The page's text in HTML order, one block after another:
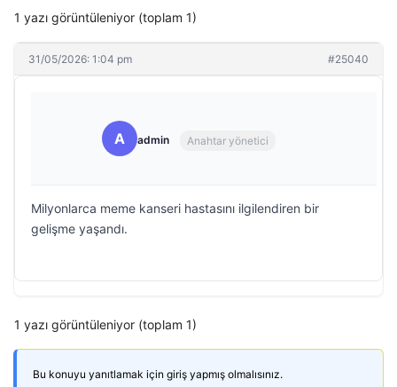
1 yazı görüntüleniyor (toplam 1)
31/05/2026: 1:04 pm #25040
A admin Anahtar yönetici
Milyonlarca meme kanseri hastasını ilgilendiren bir
gelişme yaşandı.
1 yazı görüntüleniyor (toplam 1)
Bu konuyu yanıtlamak için giriş yapmış olmalısınız.